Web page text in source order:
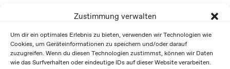
Zustimmung verwalten
Um dir ein optimales Erlebnis zu bieten, verwenden wir Technologien wie
Cookies, um Geräteinformationen zu speichern und/oder darauf
zuzugreifen. Wenn du diesen Technologien zustimmst, können wir Daten
wie das Surfverhalten oder eindeutige IDs auf dieser Website verarbeiten.